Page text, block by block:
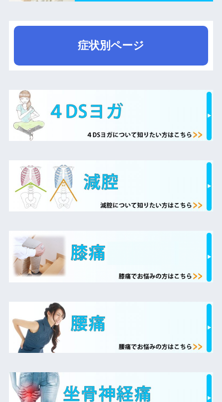
症状別ページ